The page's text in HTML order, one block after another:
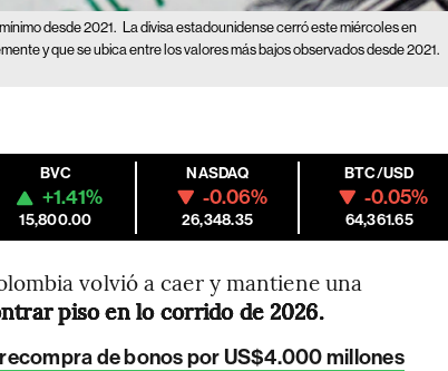
desde 2021. La divisa estadounidense cerró este miércoles en
y que se ubica entre los valores más bajos observados desde 2021.
BVC
+1.41%
15,800.00
NASDAQ
-0.06%
26,348.35
BTC/USD
-0.05%
64,361.65
volvió a caer y mantiene una
piso en lo corrido de 2026.
de bonos por US$4.000 millones